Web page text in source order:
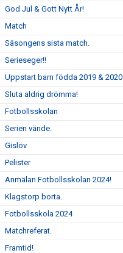
God Jul & Gott Nytt År!
Match
Säsongens sista match.
Serieseger!!
Uppstart barn födda 2019 & 2020
Sluta aldrig drömma!
Fotbollsskolan
Serien vände.
Gislöv
Pelister
Anmälan Fotbollsskolan 2024!
Klagstorp borta.
Fotbollsskola 2024
Matchreferat.
Framtid!